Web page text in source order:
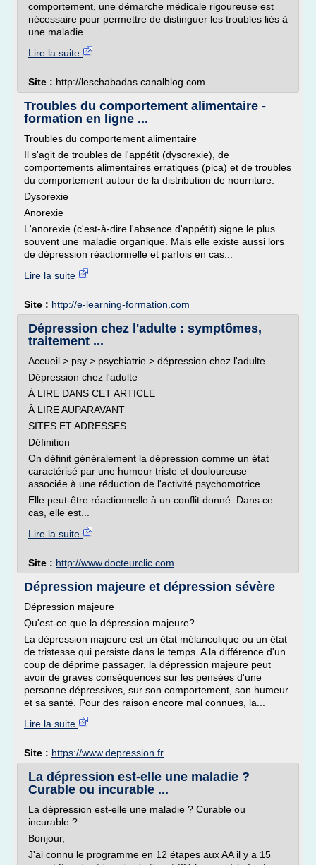
comportement, une démarche médicale rigoureuse est
nécessaire pour permettre de distinguer les troubles liés à
une maladie...
Lire la suite
Site : http://leschabadas.canalblog.com
Troubles du comportement alimentaire -
formation en ligne ...
Troubles du comportement alimentaire
Il s'agit de troubles de l'appétit (dysorexie), de
comportements alimentaires erratiques (pica) et de troubles
du comportement autour de la distribution de nourriture.
Dysorexie
Anorexie
L'anorexie (c'est-à-dire l'absence d'appétit) signe le plus
souvent une maladie organique. Mais elle existe aussi lors
de dépression réactionnelle et parfois en cas...
Lire la suite
Site : http://e-learning-formation.com
Dépression chez l'adulte : symptômes,
traitement ...
Accueil > psy > psychiatrie > dépression chez l'adulte
Dépression chez l'adulte
À LIRE DANS CET ARTICLE
À LIRE AUPARAVANT
SITES ET ADRESSES
Définition
On définit généralement la dépression comme un état
caractérisé par une humeur triste et douloureuse
associée à une réduction de l'activité psychomotrice.
Elle peut-être réactionnelle à un conflit donné. Dans ce
cas, elle est...
Lire la suite
Site : http://www.docteurclic.com
Dépression majeure et dépression sévère
Dépression majeure
Qu'est-ce que la dépression majeure?
La dépression majeure est un état mélancolique ou un état
de tristesse qui persiste dans le temps. A la différence d'un
coup de déprime passager, la dépression majeure peut
avoir de graves conséquences sur les pensées d'une
personne dépressives, sur son comportement, son humeur
et sa santé. Pour des raison encore mal connues, la...
Lire la suite
Site : https://www.depression.fr
La dépression est-elle une maladie ?
Curable ou incurable ...
La dépression est-elle une maladie ? Curable ou
incurable ?
Bonjour,
J'ai connu le programme en 12 étapes aux AA il y a 15